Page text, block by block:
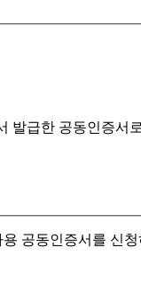
발급한 공동인증서
공동인증서를 신